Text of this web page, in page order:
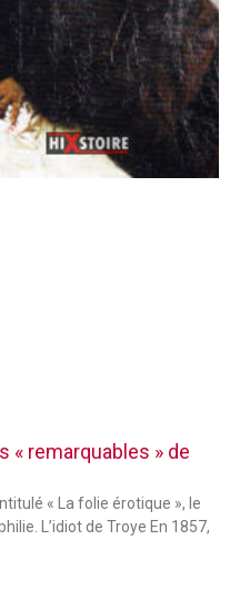
« remarquables » de
« La folie érotique », le
L’idiot de Troye En 1857,